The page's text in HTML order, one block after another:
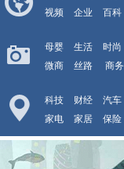
视频
企业 百科
母婴 生活 时尚
微商
丝路 商务
科技 财经 汽车
家电
家居 保险